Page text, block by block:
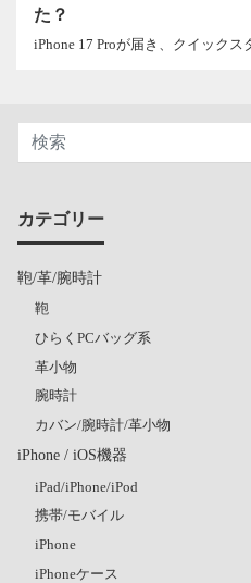
た？
iPhone 17 Proが届き、クイックス
カテゴリー
鞄/革/腕時計
鞄
ひらくPCバッグ系
革小物
腕時計
カバン/腕時計/革小物
iPhone / iOS機器
iPad/iPhone/iPod
携帯/モバイル
iPhone
iPhoneケース